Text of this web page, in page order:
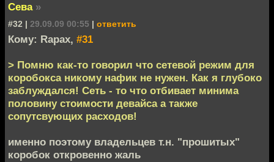
Сева »
#32 | 29.09.09 00:55 | ответить
Кому: Rapax, #31
> Помню как-то говорил что сетевой режим для
коробокса никому нафик не нужен. Как я глубоко
заблуждался! Сеть - то что отбивает минима
половину стоимости девайса а также
сопутсвующих расходов!
именно поэтому владельцев т.н. "прошитых"
коробок откровенно жаль